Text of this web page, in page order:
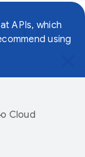
APIs, which
using
Cloud